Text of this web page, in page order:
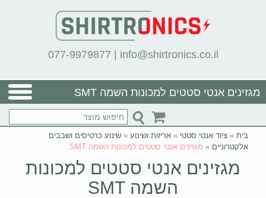
077-9979877 | info@shirtronics.co.il
מגזינים אנטי סטטים למכונות השמה SMT
בית » ציוד אנטי סטטי » אריזות ושינוע » שינוע כרטיסים ושבבים
אלקטרוניים » מגזינים אנטי סטטים למכונות השמה SMT
מגזינים אנטי סטטים למכונות
השמה SMT